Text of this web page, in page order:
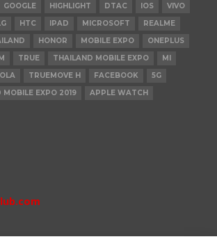
GOOGLE HIGHLIGHT DTAC IOS
VIVO
HTC IPAD MICROSOFT
REALME
HONOR MOBILE EXPO
ONEPLUS
TRUE THAILAND MOBILE EXPO
MI
TRUEMOVE H FACEBOOK
5G
MOBILE EXPO 2019
APPLE WATCH